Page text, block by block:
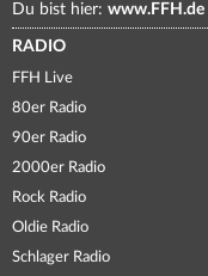
Du bist hier: www.FFH.de
RADIO
FFH Live
80er Radio
90er Radio
2000er Radio
Rock Radio
Oldie Radio
Schlager Radio